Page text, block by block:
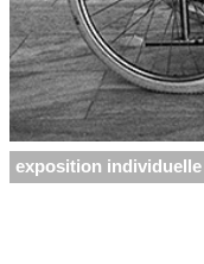
exposition individuelle